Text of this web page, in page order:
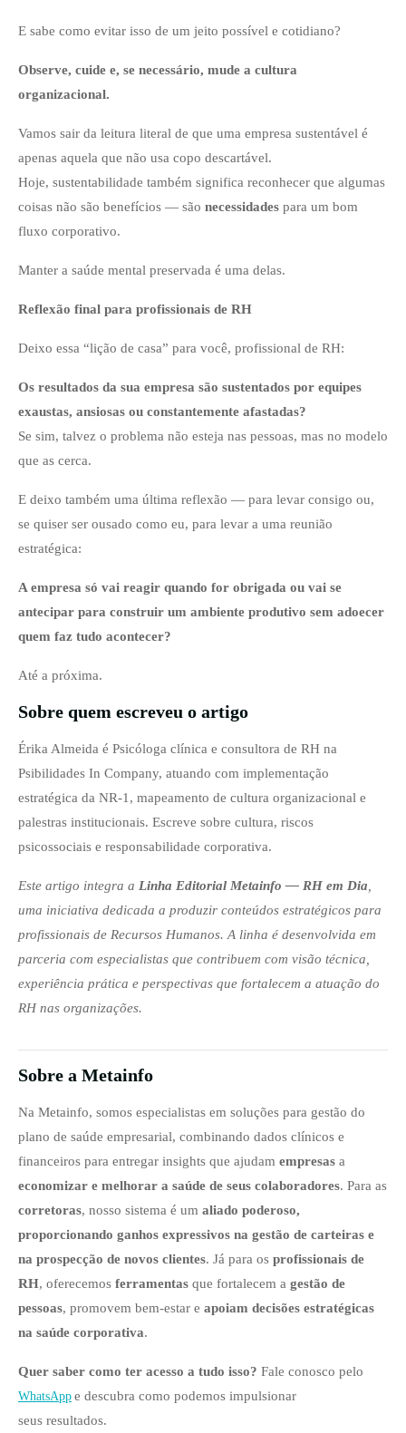
E sabe como evitar isso de um jeito possível e cotidiano?
Observe, cuide e, se necessário, mude a cultura
organizacional.
Vamos sair da leitura literal de que uma empresa sustentável é
apenas aquela que não usa copo descartável.
Hoje, sustentabilidade também significa reconhecer que algumas
coisas não são benefícios — são necessidades para um bom
fluxo corporativo.
Manter a saúde mental preservada é uma delas.
Reflexão final para profissionais de RH
Deixo essa “lição de casa” para você, profissional de RH:
Os resultados da sua empresa são sustentados por equipes
exaustas, ansiosas ou constantemente afastadas?
Se sim, talvez o problema não esteja nas pessoas, mas no modelo
que as cerca.
E deixo também uma última reflexão — para levar consigo ou,
se quiser ser ousado como eu, para levar a uma reunião
estratégica:
A empresa só vai reagir quando for obrigada ou vai se
antecipar para construir um ambiente produtivo sem adoecer
quem faz tudo acontecer?
Até a próxima.
Sobre quem escreveu o artigo
Érika Almeida é Psicóloga clínica e consultora de RH na
Psibilidades In Company, atuando com implementação
estratégica da NR‑1, mapeamento de cultura organizacional e
palestras institucionais. Escreve sobre cultura, riscos
psicossociais e responsabilidade corporativa.
Este artigo integra a Linha Editorial Metainfo — RH em Dia
uma iniciativa dedicada a produzir conteúdos estratégicos para
profissionais de Recursos Humanos. A linha é desenvolvida em
parceria com especialistas que contribuem com visão técnica,
experiência prática e perspectivas que fortalecem a atuação do
RH nas organizações.
Sobre a Metainfo
Na Metainfo, somos especialistas em soluções para gestão do
plano de saúde empresarial, combinando dados clínicos e
financeiros para entregar insights que ajudam empresas a
economizar e melhorar a saúde de seus colaboradores. Para as
corretoras, nosso sistema é um aliado poderoso,
proporcionando ganhos expressivos na gestão de carteiras e
na prospecção de novos clientes. Já para os profissionais de
RH, oferecemos ferramentas que fortalecem a gestão de
pessoas, promovem bem-estar e apoiam decisões estratégicas
na saúde corporativa.
Quer saber como ter acesso a tudo isso? Fale conosco pelo
WhatsApp e descubra como podemos impulsionar
seus resultados.